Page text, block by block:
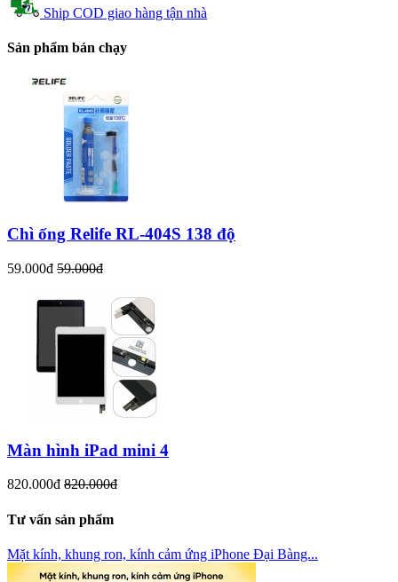
Ship COD giao hàng tận nhà
Sản phẩm bán chạy
Chì ống Relife RL-404S 138 độ
59.000đ 59.000đ
Màn hình iPad mini 4
820.000đ 820.000đ
Tư vấn sản phẩm
Mặt kính, khung ron, kính cảm ứng iPhone Đại Bàng...